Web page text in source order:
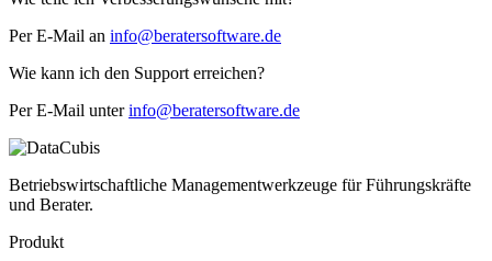
Per E-Mail an info@beratersoftware.de
Wie kann ich den Support erreichen?
Per E-Mail unterinfo@beratersoftware.de
Betriebswirtschaftliche Managementwerkzeuge für Führungskräfte
und Berater.
Produkt